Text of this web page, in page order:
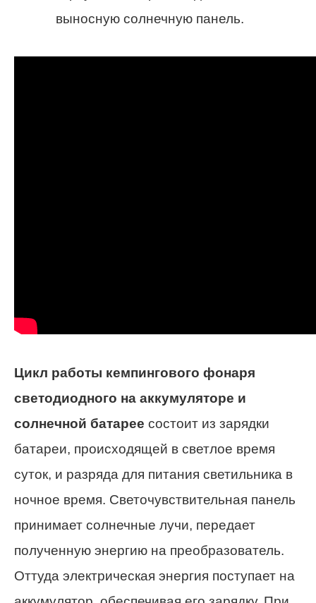
выносную солнечную панель.
Цикл работы кемпингового фонаря
светодиодного на аккумуляторе и
солнечной батарее состоит из зарядки
батареи, происходящей в светлое время
суток, и разряда для питания светильника в
ночное время. Светочувствительная панель
принимает солнечные лучи, передает
полученную энергию на преобразователь.
Оттуда электрическая энергия поступает на